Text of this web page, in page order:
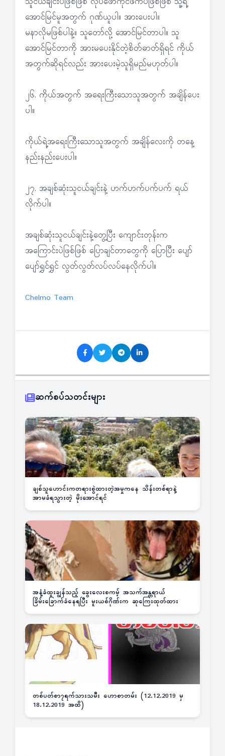
အောင်မြင်မူအတွက် ဂုဏ်ယူပါ။ အားပေးပါ။
မနာလိုမဖြစ်ပါနဲ့။ သူတော်လို့ အောင်မြင်တာပါ။ သူ
အောင်မြင်တာကို အားမပေးနိုင်တဲ့စိတ်ဓာတ်ရှိရင် ကိုယ်
အတွက်ဆိုရင်လည်း အားပေးမဲ့သူရှိမည်မဟုတ်ပါ။
၂၆. ကိုယ်အတွက် အရေးကြီးသောသူအတွက် အချိန်ပေး
ပါ။
ကိုယ်ရဲ့အရေးကြီးသောသူအတွက် အချိန်လေးကို တနေ့
နည်းနည်းပေးပါ။
၂၇. အချစ်ဆုံးသူငယ်ချင်းနဲ့ ဟက်ဟက်ပက်ပက် ရယ်
လိုက်ပါ။
အချစ်ဆုံးသူငယ်ချင်းနဲ့တွေ့ပြီး ကျောင်းတုန်းက
အကြောင်းပဲဖြစ်ဖြစ် ပြောချင်တာတွေကို ပြောပြီး ပျော်
ပျော်ရွှင်ရွှင် လွတ်လွတ်လပ်လပ်နေလိုက်ပါ။
Chelmo Team
ဆက်စပ်သတင်းများ
ချစ်သူဟောင်းကတရားစွဲထားတဲ့အမှုကနေ သိန်းတစ်ရာနဲ့
အာမခံရသွားတဲ့ မိုးအောင်ရင်
အနံ့ခံထူးချွန်သည့် ခွေးလေးစကမ့် အသက်အန္တရာယ်
ခြိမ်းခြောက်ခံနေရပြီး မူးယစ်ဂိုဏ်းက ဆုကြေးထုတ်ထား
တစ်ပတ်စာ၇ရက်သားသမီး ဟောစာတမ်း (12.12.2019 မှ
18.12.2019 အထိ)